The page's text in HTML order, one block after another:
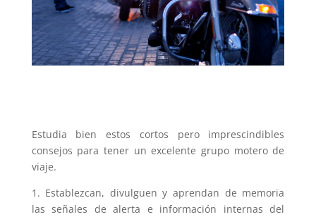
Estudia bien estos cortos pero imprescindibles
consejos para tener un excelente grupo motero de
viaje.
1. Establezcan, divulguen y aprendan de memoria
las señales de alerta e información internas del